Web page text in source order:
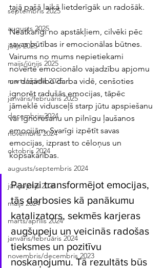
septembris 2025
augusts 2025
jūlijs 2025
maijs/jūnijs 2025
marts/aprīlis 2025
janvāris/februāris 2025
decembris 2024
novembris 2024
oktobris 2024
augusts/septembris 2024
jūnijs/jūlijs 2024
maijs 2024
marts/aprīlis 2024
janvāris/februāris 2024
novembris/decembris 2023
tajā pašā laikā lietderīgāk un radošāk.
Neatkarīgi no apstākļiem, cilvēki pēc
savas būtības ir emocionālas būtnes.
Vairums no mums nepietiekami
novērtē emocionālo vajadzību apjomu
un dažādību darba vidē, cenšoties
ignorēt radušās emocijas, tāpēc
jāmeklē vidusceļš starp jūtu apspiešanu
vai ignorēšanu un pilnīgu ļaušanos
emocijām. Svarīgi izpētīt savas
emocijas, izprast to cēloņus un
kopsakarības.
Pareizi transformējot emocijas,
tās darbosies kā panākumu
katalizators, sekmēs karjeras
augšupeju un veicinās radošas
tieksmes un pozitīvu
noskaņojumu. Tā rezultāts būs